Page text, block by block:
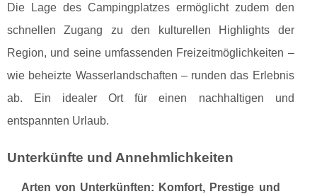
Die Lage des Campingplatzes ermöglicht zudem den
schnellen Zugang zu den kulturellen Highlights der
Region, und seine umfassenden Freizeitmöglichkeiten –
wie beheizte Wasserlandschaften – runden das Erlebnis
ab. Ein idealer Ort für einen nachhaltigen und
entspannten Urlaub.
Unterkünfte und Annehmlichkeiten
Arten von Unterkünften: Komfort, Prestige und